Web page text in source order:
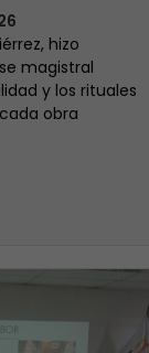
hizo
magistral
y los rituales
obra